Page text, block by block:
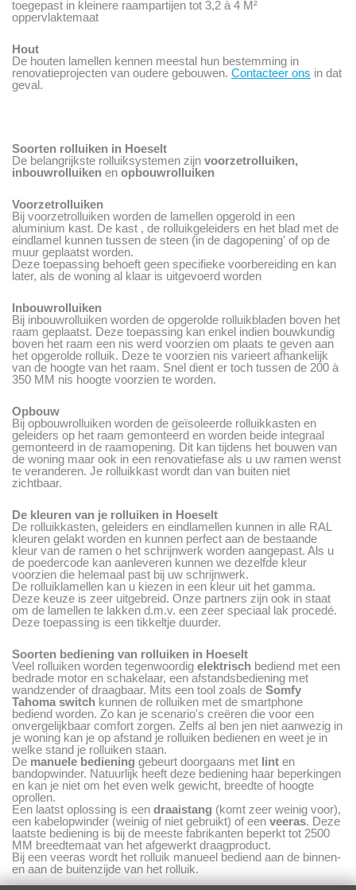
toegepast in kleinere raampartijen tot 3,2 à 4 M²
oppervlaktemaat
Hout
De houten lamellen kennen meestal hun bestemming in
renovatieprojecten van oudere gebouwen. Contacteer ons in dat
geval.
Soorten rolluiken in Hoeselt
De belangrijkste rolluiksystemen zijn voorzetrolluiken,
inbouwrolluiken en opbouwrolluiken
Voorzetrolluiken
Bij voorzetrolluiken worden de lamellen opgerold in een
aluminium kast. De kast , de rolluikgeleiders en het blad met de
eindlamel kunnen tussen de steen (in de dagopening' of op de
muur geplaatst worden.
Deze toepassing behoeft geen specifieke voorbereiding en kan
later, als de woning al klaar is uitgevoerd worden
Inbouwrolluiken
Bij inbouwrolluiken worden de opgerolde rolluikbladen boven het
raam geplaatst. Deze toepassing kan enkel indien bouwkundig
boven het raam een nis werd voorzien om plaats te geven aan
het opgerolde rolluik. Deze te voorzien nis varieert afhankelijk
van de hoogte van het raam. Snel dient er toch tussen de 200 à
350 MM nis hoogte voorzien te worden.
Opbouw
Bij opbouwrolluiken worden de geïsoleerde rolluikkasten en
geleiders op het raam gemonteerd en worden beide integraal
gemonteerd in de raamopening. Dit kan tijdens het bouwen van
de woning maar ook in een renovatiefase als u uw ramen wenst
te veranderen. Je rolluikkast wordt dan van buiten niet
zichtbaar.
De kleuren van je rolluiken in Hoeselt
De rolluikkasten, geleiders en eindlamellen kunnen in alle RAL
kleuren gelakt worden en kunnen perfect aan de bestaande
kleur van de ramen o het schrijnwerk worden aangepast. Als u
de poedercode kan aanleveren kunnen we dezelfde kleur
voorzien die helemaal past bij uw schrijnwerk.
De rolluiklamellen kan u kiezen in een kleur uit het gamma.
Deze keuze is zeer uitgebreid. Onze partners zijn ook in staat
om de lamellen te lakken d.m.v. een zeer speciaal lak procedé.
Deze toepassing is een tikkeltje duurder.
Soorten bediening van rolluiken in Hoeselt
Veel rolluiken worden tegenwoordig elektrisch bediend met een
bedrade motor en schakelaar, een afstandsbediening met
wandzender of draagbaar. Mits een tool zoals de Somfy
Tahoma switch kunnen de rolluiken met de smartphone
bediend worden. Zo kan je scenario's creëren die voor een
onvergelijkbaar comfort zorgen. Zelfs al ben jen niet aanwezig in
je woning kan je op afstand je rolluiken bedienen en weet je in
welke stand je rolluiken staan.
De manuele bediening gebeurt doorgaans met lint en
bandopwinder. Natuurlijk heeft deze bediening haar beperkingen
en kan je niet om het even welk gewicht, breedte of hoogte
oprollen.
Een laatst oplossing is een draaistang (komt zeer weinig voor),
een kabelopwinder (weinig of niet gebruikt) of een veeras. Deze
laatste bediening is bij de meeste fabrikanten beperkt tot 2500
MM breedtemaat van het afgewerkt draagproduct.
Bij een veeras wordt het rolluik manueel bediend aan de binnen-
en aan de buitenzijde van het rolluik.